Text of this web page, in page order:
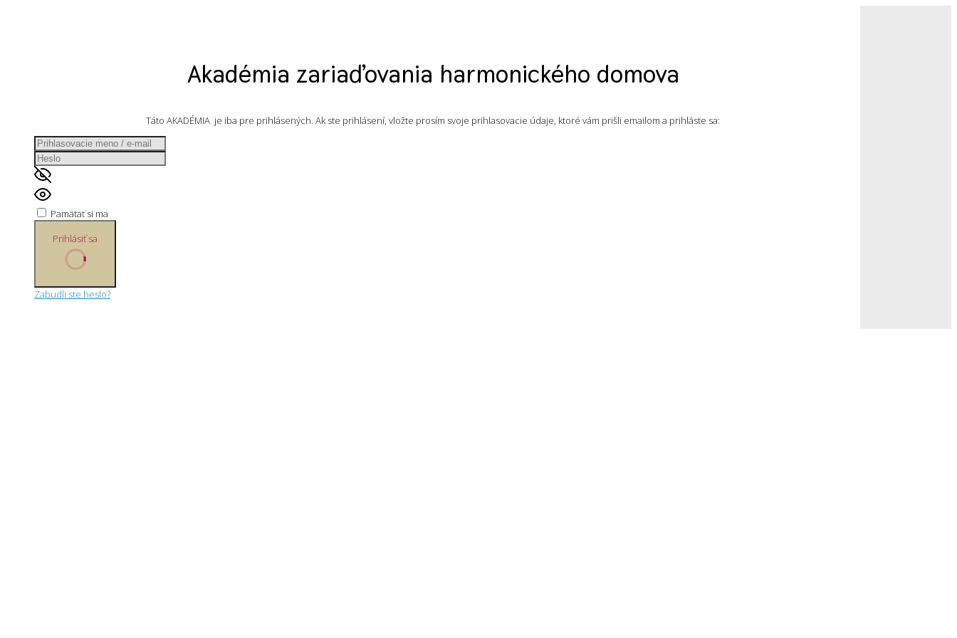
Akadémia zariaďovania harmonického domova
Táto AKADÉMIA je iba pre prihlásených. Ak ste prihlásení, vložte prosím svoje prihlasovacie údaje, ktoré vám prišli emailom a prihláste sa:
Pamätať si ma
Prihlásiť sa
Zabudli ste heslo?